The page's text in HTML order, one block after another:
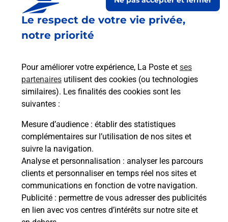
Le respect de votre vie privée,
notre priorité
Pour améliorer votre expérience, La Poste et ses
partenaires utilisent des cookies (ou technologies
similaires). Les finalités des cookies sont les
suivantes :
Mesure d’audience : établir des statistiques
complémentaires sur l’utilisation de nos sites et
suivre la navigation.
Analyse et personnalisation : analyser les parcours
clients et personnaliser en temps réel nos sites et
communications en fonction de votre navigation.
Publicité : permettre de vous adresser des publicités
en lien avec vos centres d’intérêts sur notre site et
Boîte aux Lettres La Poste
Prochaine collecte du courrier
121 Rue Grande
Saint Mammes
Itinéraire
Le lien s'ouvre dans un nouvel onglet
Boîte aux Lettres La Poste
Prochaine collecte du courrierlundià 14h00
2 Rue Grande
77670
Saint Mammes
Itinéraire
Le lien s'ouvre dans un nouvel onglet